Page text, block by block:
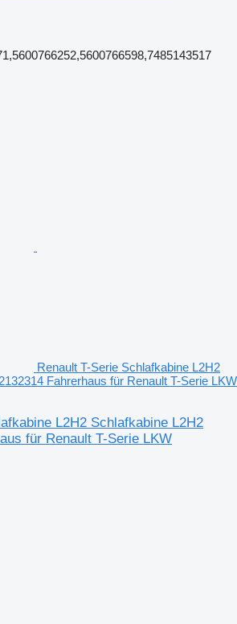
Renault T-Serie Schlafkabine L2H2
Fahrerhaus für Renault T-Serie LKW
L2H2 Schlafkabine L2H2
für Renault T-Serie LKW